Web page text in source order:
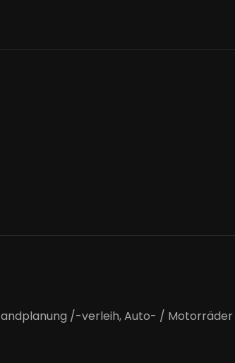
/-verleih, Auto- / Motorräder